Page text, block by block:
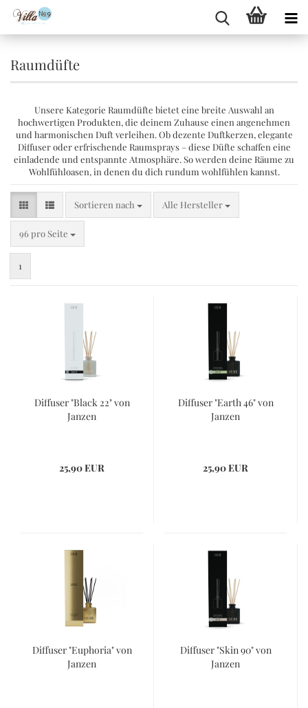
Raumdüfte
Unsere Kategorie Raumdüfte bietet eine breite Auswahl an
hochwertigen Produkten, die deinem Zuhause einen angenehmen
und harmonischen Duft verleihen. Ob dezente Duftkerzen, elegante
Diffuser oder erfrischende Raumsprays – diese Düfte schaffen eine
einladende und entspannte Atmosphäre. So werden deine Räume zu
Wohlfühloasen, in denen du dich rundum wohlfühlen kannst.
Sortieren nach
Sortieren nach Alle Hersteller
96 pro Seite
pro Seite
1
Diffuser "Black 22" von
Janzen
25,90 EUR
Diffuser "Earth 46" von
Janzen
25,90 EUR
Diffuser "Euphoria" von
Janzen
Diffuser "Skin 90" von
Janzen